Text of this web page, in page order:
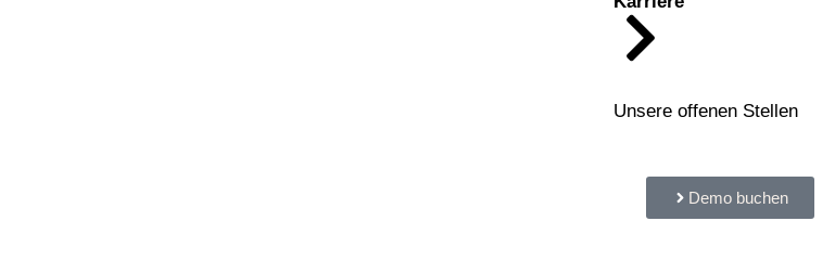
Unsere offenen Stellen
Demo buchen